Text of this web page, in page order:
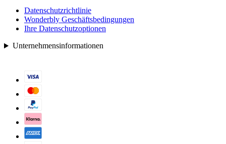
Datenschutzrichtlinie
Wonderbly Geschäftsbedingungen
Ihre Datenschutzoptionen
Unternehmensinformationen